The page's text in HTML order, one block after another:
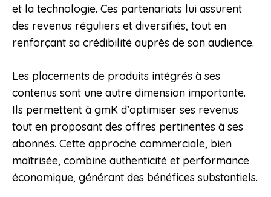
et la technologie. Ces partenariats lui assurent
des revenus réguliers et diversifiés, tout en
renforçant sa crédibilité auprès de son audience.
Les placements de produits intégrés à ses
contenus sont une autre dimension importante.
Ils permettent à gmK d’optimiser ses revenus
tout en proposant des offres pertinentes à ses
abonnés. Cette approche commerciale, bien
maîtrisée, combine authenticité et performance
économique, générant des bénéfices substantiels.